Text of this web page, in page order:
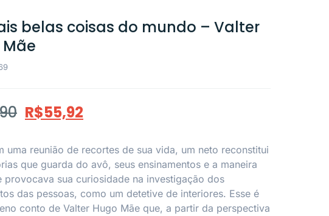
belas coisas do mundo – Valter
R$55,92
uma reunião de recortes de sua vida, um neto reconstitui
que guarda do avô, seus ensinamentos e a maneira
provocava sua curiosidade na investigação dos
das pessoas, como um detetive de interiores. Esse é
conto de Valter Hugo Mãe que, a partir da perspectiva